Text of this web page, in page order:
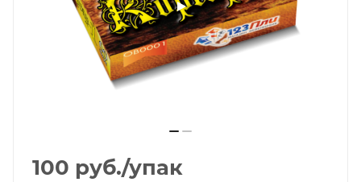
100 руб./упак